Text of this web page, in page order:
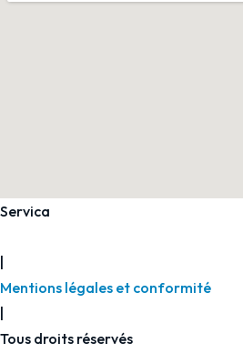
Servica
|
Mentions légales et conformité
|
Tous droits réservés